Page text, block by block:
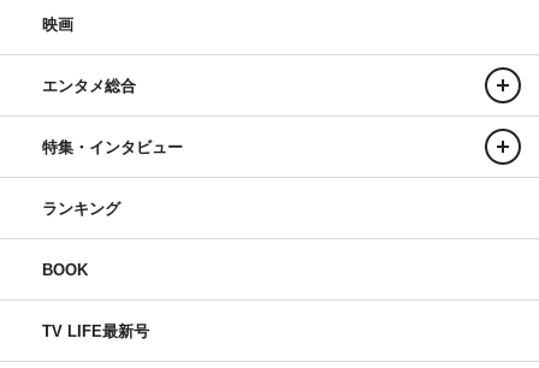
映画
エンタメ総合
特集・インタビュー
ランキング
BOOK
TV LIFE最新号